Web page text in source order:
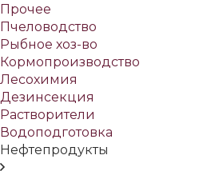
Прочее
Пчеловодство
Рыбное хоз-во
Кормопроизводство
Лесохимия
Дезинсекция
Растворители
Водоподготовка
Нефтепродукты